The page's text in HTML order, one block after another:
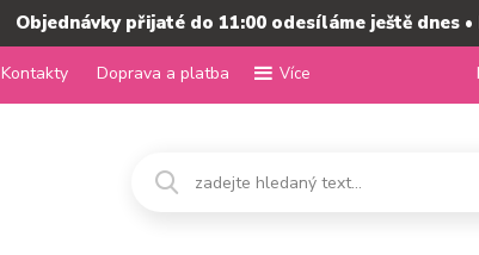
Objednávky přijaté do 11:00 odesíláme ještě dnes
Kontakty Doprava a platba Více